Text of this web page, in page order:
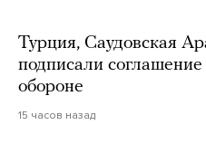
Турция, Саудовская
подписали
обороне
15 часов назад